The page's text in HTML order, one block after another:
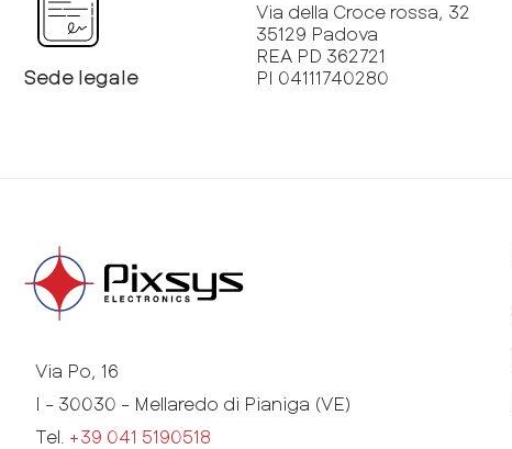
Sede legale
Via della Croce rossa, 32
35129 Padova
REA PD 362721
PI 04111740280
Via Po, 16
I - 30030 - Mellaredo di Pianiga (VE)
Tel. +39 041 5190518